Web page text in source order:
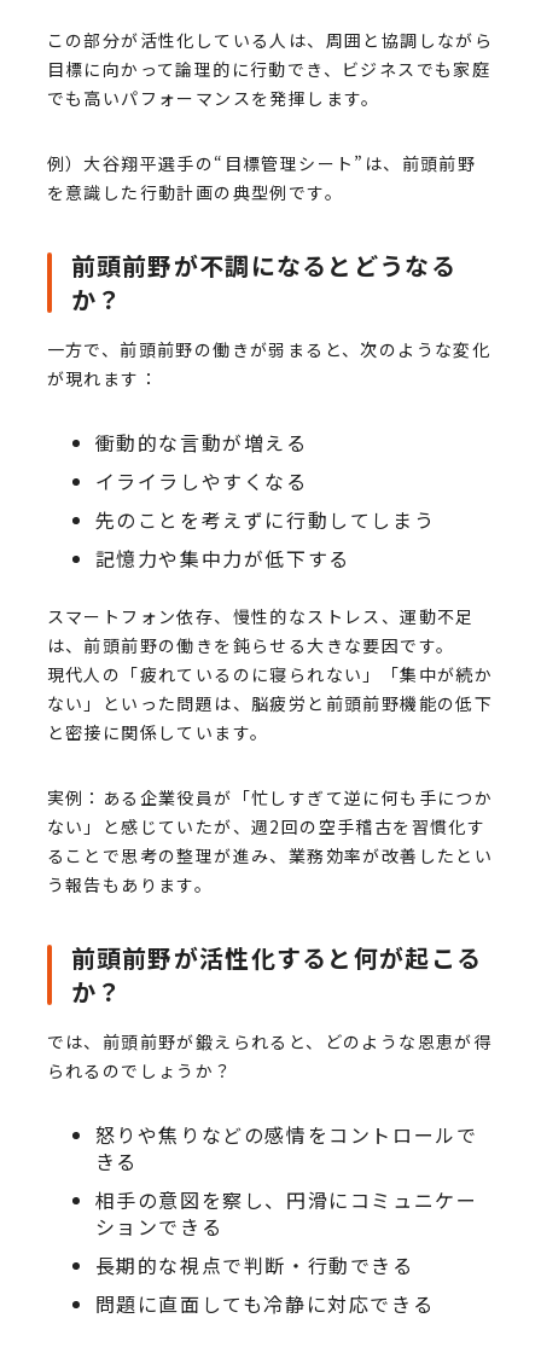
この部分が活性化している人は、周囲と協調しながら
目標に向かって論理的に行動でき、ビジネスでも家庭
でも高いパフォーマンスを発揮します。
例）大谷翔平選手の“目標管理シート”は、前頭前野
を意識した行動計画の典型例です。
前頭前野が不調になるとどうなる
か？
一方で、前頭前野の働きが弱まると、次のような変化
が現れます：
衝動的な言動が増える
イライラしやすくなる
先のことを考えずに行動してしまう
記憶力や集中力が低下する
スマートフォン依存、慢性的なストレス、運動不足
は、前頭前野の働きを鈍らせる大きな要因です。
現代人の「疲れているのに寝られない」「集中が続か
ない」といった問題は、脳疲労と前頭前野機能の低下
と密接に関係しています。
実例：ある企業役員が「忙しすぎて逆に何も手につか
ない」と感じていたが、週2回の空手稽古を習慣化す
ることで思考の整理が進み、業務効率が改善したとい
う報告もあります。
前頭前野が活性化すると何が起こる
か？
では、前頭前野が鍛えられると、どのような恩恵が得
られるのでしょうか？
怒りや焦りなどの感情をコントロールで
きる
相手の意図を察し、円滑にコミュニケー
ションできる
長期的な視点で判断・行動できる
問題に直面しても冷静に対応できる